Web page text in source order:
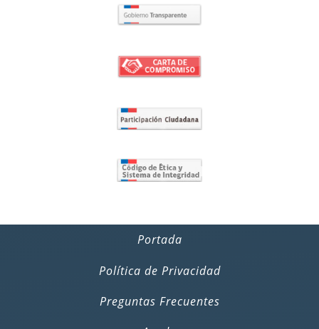
Portada
Política de Privacidad
Preguntas Frecuentes